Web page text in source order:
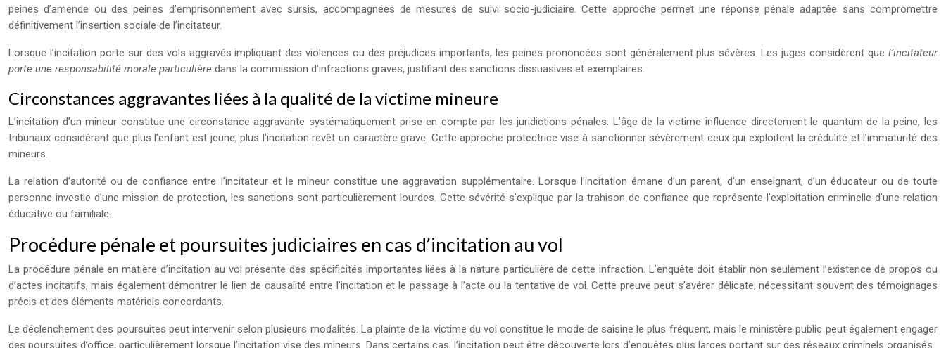
peines d’amende ou des peines d’emprisonnement avec sursis, accompagnées de mesures de suivi socio-judiciaire. Cette approche permet une réponse pénale adaptée sans compromettre
définitivement l’insertion sociale de l’incitateur.
Lorsque l’incitation porte sur des vols aggravés impliquant des violences ou des préjudices importants, les peines prononcées sont généralement plus sévères. Les juges considèrent que l’incitateur
porte une responsabilité morale particulière dans la commission d’infractions graves, justifiant des sanctions dissuasives et exemplaires.
Circonstances aggravantes liées à la qualité de la victime mineure
L’incitation d’un mineur constitue une circonstance aggravante systématiquement prise en compte par les juridictions pénales. L’âge de la victime influence directement le quantum de la peine, les
tribunaux considérant que plus l’enfant est jeune, plus l’incitation revêt un caractère grave. Cette approche protectrice vise à sanctionner sévèrement ceux qui exploitent la crédulité et l’immaturité des
mineurs.
La relation d’autorité ou de confiance entre l’incitateur et le mineur constitue une aggravation supplémentaire. Lorsque l’incitation émane d’un parent, d’un enseignant, d’un éducateur ou de toute
personne investie d’une mission de protection, les sanctions sont particulièrement lourdes. Cette sévérité s’explique par la trahison de confiance que représente l’exploitation criminelle d’une relation
éducative ou familiale.
Procédure pénale et poursuites judiciaires en cas d’incitation au vol
La procédure pénale en matière d’incitation au vol présente des spécificités importantes liées à la nature particulière de cette infraction. L’enquête doit établir non seulement l’existence de propos ou
d’actes incitatifs, mais également démontrer le lien de causalité entre l’incitation et le passage à l’acte ou la tentative de vol. Cette preuve peut s’avérer délicate, nécessitant souvent des témoignages
précis et des éléments matériels concordants.
Le déclenchement des poursuites peut intervenir selon plusieurs modalités. La plainte de la victime du vol constitue le mode de saisine le plus fréquent, mais le ministère public peut également engager
des poursuites d’office, particulièrement lorsque l’incitation vise des mineurs. Dans certains cas, l’incitation peut être découverte lors d’enquêtes plus larges portant sur des réseaux criminels organisés.